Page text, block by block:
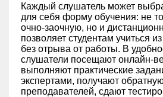
Каждый слушатель может
для себя форму обучения: не
очно-заочную, но и
позволяет студентам учиться
без отрыва от работы. В
слушатели посещают онлайн-
выполняют практические
экспертами, получают
преподавателей, сдают